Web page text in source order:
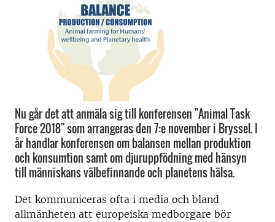
Nu går det att anmäla sig till konferensen "Animal Task
Force 2018" som arrangeras den 7:e november i Bryssel. I
år handlar konferensen om balansen mellan produktion
och konsumtion samt om djuruppfödning med hänsyn
till människans välbefinnande och planetens hälsa.
Det kommuniceras ofta i media och bland
allmänheten att europeiska medborgare bör